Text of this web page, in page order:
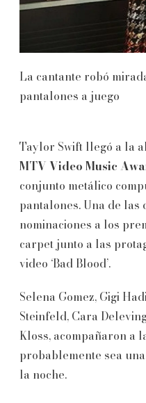
La cantante robó
pantalones a juego
Taylor Swift llegó a la
MTV Video Music
conjunto metálico
pantalones. Una de las
nominaciones a los
carpet junto a las
video ‘Bad Blood’.
Selena Gomez, Gigi
Steinfeld, Cara
Kloss, acompañaron a
probablemente sea
la noche.